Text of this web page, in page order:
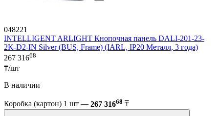
048221
INTELLIGENT ARLIGHT Кнопочная панель DALI-201-23-
2K-D2-IN Silver (BUS, Frame) (IARL, IP20 Металл, 3 года)
267 31668
₸/шт
В наличии
Коробка (картон) 1 шт — 267 31668 ₸